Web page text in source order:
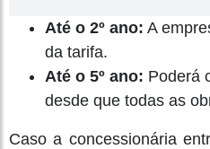
Até o 2º ano: A
da tarifa.
Até o 5º ano: Poderá
desde que todas as
Caso a concessionária